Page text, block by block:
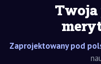
Twoja
Zaprojektowany pod